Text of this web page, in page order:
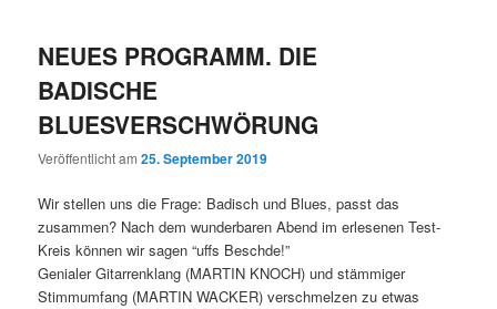
NEUES PROGRAMM. DIE
BADISCHE
BLUESVERSCHWÖRUNG
Veröffentlicht am25. September 2019
Wir stellen uns die Frage: Badisch und Blues, passt das
zusammen? Nach dem wunderbaren Abend im erlesenen Test-
Kreis können wir sagen “uffs Beschde!”
Genialer Gitarrenklang (MARTIN KNOCH) und stämmiger
Stimmumfang (MARTIN WACKER) verschmelzen zu etwas